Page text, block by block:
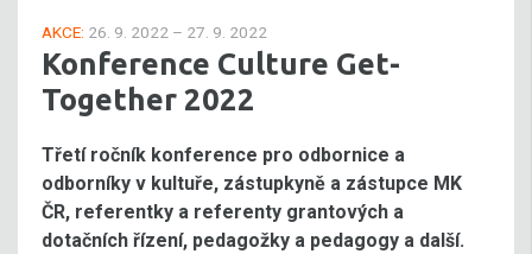
AKCE: 26. 9. 2022 – 27. 9. 2022
Konference Culture Get-
Together 2022
Třetí ročník konference pro odbornice a
odborníky v kultuře, zástupkyně a zástupce MK
ČR, referentky a referenty grantových a
dotačních řízení, pedagožky a pedagogy a další.